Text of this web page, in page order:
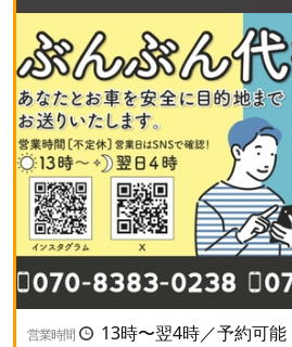
営業時間
13時〜翌4時／予約可能